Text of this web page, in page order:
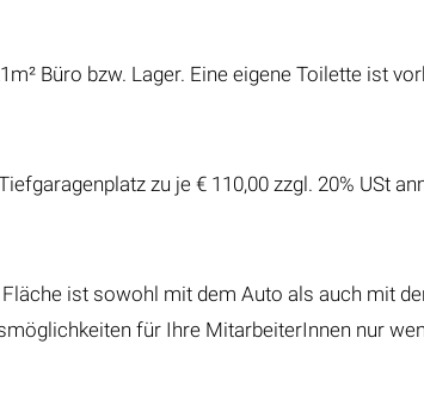
Büro bzw. Lager. Eine eigene Toilette ist
zu je € 110,00 zzgl. 20% USt
ist sowohl mit dem Auto als auch mit
für Ihre MitarbeiterInnen nur